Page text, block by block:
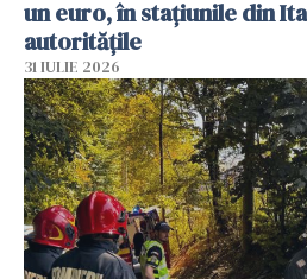
un euro, în stațiunile din
autoritățile
31 IULIE 2026